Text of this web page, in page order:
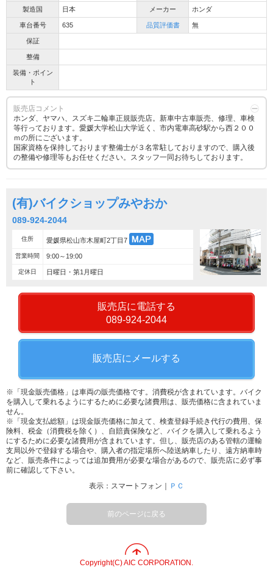
製造国 日本 メーカー ホンダ
車台番号 635 品質評価書 無
保証
整備
装備・ポイン
ト
販売店コメント
ホンダ、ヤマハ、スズキ二輪車正規販売店。新車中古車販売、修理、車検
等行っております。愛媛大学松山大学近く、市内電車高砂駅から西２００
ｍの所にございます。
国家資格を保持しております整備士が３名常駐しておりますので、購入後
の整備や修理等もお任せください。スタッフ一同お待ちしております。
(有)バイクショップみやおか
089-924-2044
住所 愛媛県松山市木屋町2丁目7
営業時間 9:00～19:00
定休日 日曜日・第1月曜日
販売店に電話する
089-924-2044
販売店にメールする
※「現金販売価格」は車両の販売価格です。消費税が含まれています。バイク
を購入して乗れるようにするために必要な諸費用は、販売価格に含まれていま
せん。
※「現金支払総額」は現金販売価格に加えて、検査登録手続き代行の費用、保
険料、税金（消費税を除く）、自賠責保険など、バイクを購入して乗れるよう
にするために必要な諸費用が含まれています。但し、販売店のある管轄の運輸
支局以外で登録する場合や、購入者の指定場所へ陸送納車したり、遠方納車時
など、販売条件によっては追加費用が必要な場合があるので、販売店に必ず事
前に確認して下さい。
表示：スマートフォン｜
ＰＣ
前のページに戻る
Copyright(C) AIC CORPORATION.